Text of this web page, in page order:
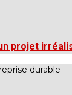
projet